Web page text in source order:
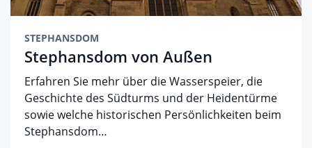
STEPHANSDOM
Stephansdom von Außen
Erfahren Sie mehr über die Wasserspeier, die
Geschichte des Südturms und der Heidentürme
sowie welche historischen Persönlichkeiten beim
Stephansdom…